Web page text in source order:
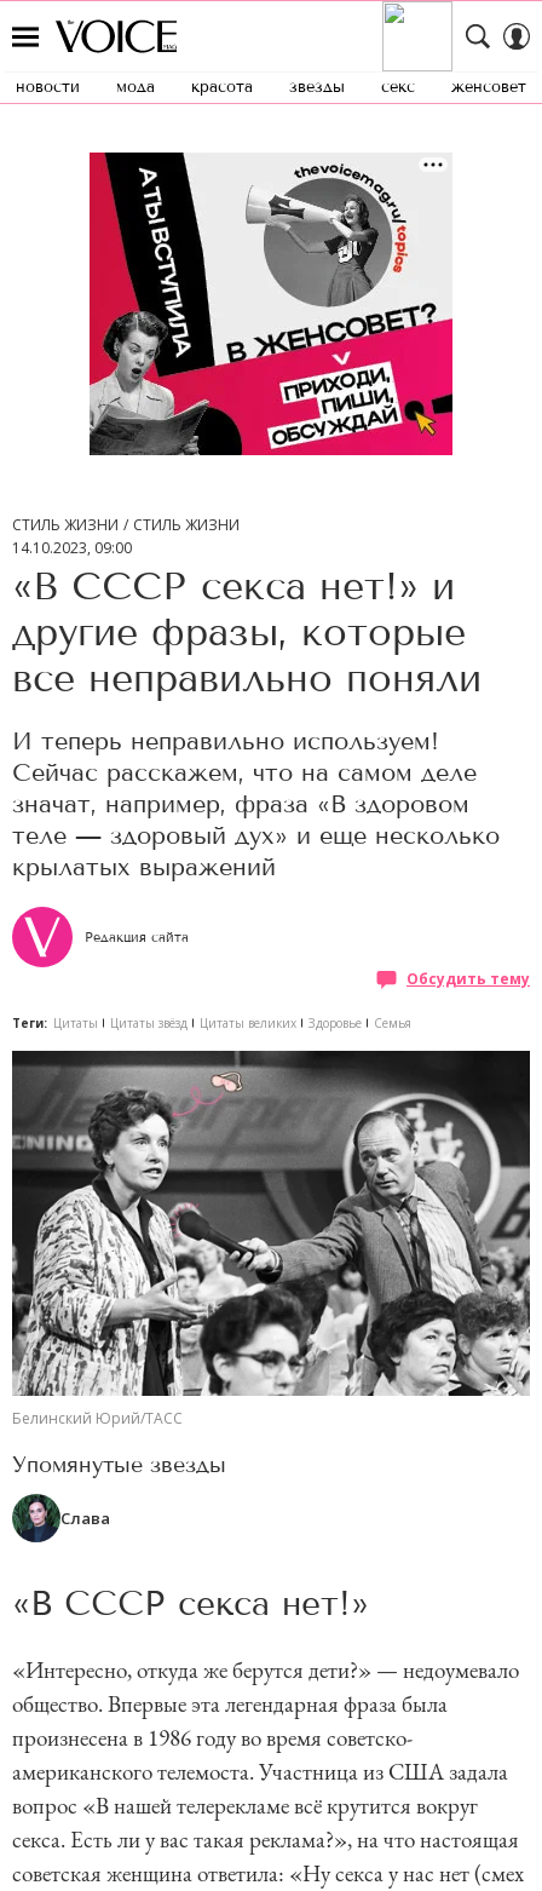
новости мода красота звезды секс женсовет
СТИЛЬ ЖИЗНИ
СТИЛЬ ЖИЗНИ
14.10.2023, 09:00
«В СССР секса нет!» и
другие фразы, которые
все неправильно поняли
И теперь неправильно используем!
Сейчас расскажем, что на самом деле
значат, например, фраза «В здоровом
теле — здоровый дух» и еще несколько
крылатых выражений
Редакция сайта
Обсудить тему
Теги: Цитаты Цитаты звёзд Цитаты великих Здоровье Семья
Белинский Юрий/ТАСС
Упомянутые звезды
Слава
«В СССР секса нет!»
«Интересно, откуда же берутся дети?» — недоумевало
общество. Впервые эта легендарная фраза была
произнесена в 1986 году во время советско-
американского телемоста. Участница из США задала
вопрос «В нашей телерекламе всё крутится вокруг
секса. Есть ли у вас такая реклама?», на что настоящая
советская женщина ответила: «Ну секса у нас нет (смех